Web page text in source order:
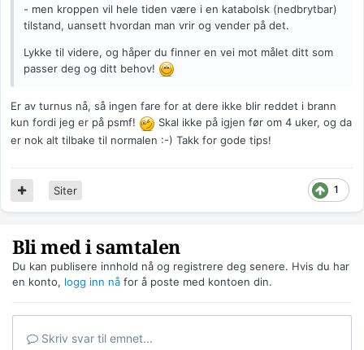
- men kroppen vil hele tiden være i en katabolsk (nedbrytbar)
tilstand, uansett hvordan man vrir og vender på det.
Lykke til videre, og håper du finner en vei mot målet ditt som
passer deg og ditt behov!
Er av turnus nå, så ingen fare for at dere ikke blir reddet i brann
kun fordi jeg er på psmf!
Skal ikke på igjen før om 4 uker, og da
er nok alt tilbake til normalen :-) Takk for gode tips!
1
Siter
Bli med i samtalen
Du kan publisere innhold nå og registrere deg senere. Hvis du har
en konto, logg inn nå for å poste med kontoen din.
Skriv svar til emnet...